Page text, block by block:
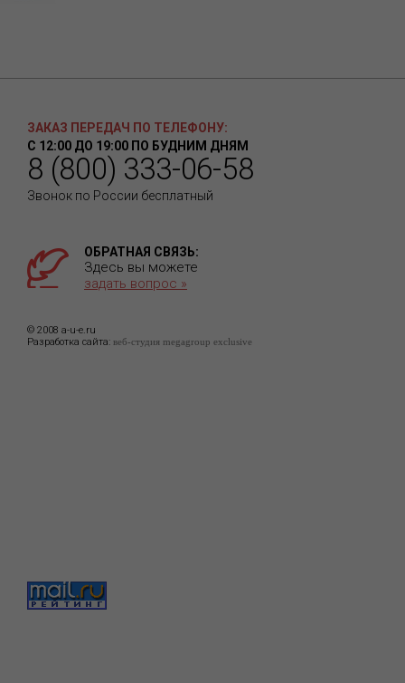
ЗАКАЗ ПЕРЕДАЧ ПО ТЕЛЕФОНУ:
С 12:00 ДО 19:00 ПО БУДНИМ ДНЯМ
8 (800) 333-06-58
Звонок по России бесплатный
ОБРАТНАЯ СВЯЗЬ:
Здесь вы можете
задать вопрос »
© 2008 a-u-e.ru
Разработка сайта: веб-студия megagroup exclusive